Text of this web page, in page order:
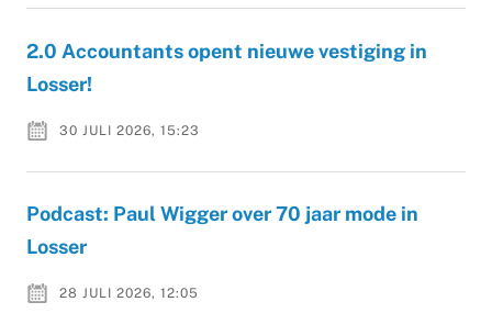
2.0 Accountants opent nieuwe vestiging in
Losser!
30 JULI 2026, 15:23
Podcast: Paul Wigger over 70 jaar mode in
Losser
28 JULI 2026, 12:05